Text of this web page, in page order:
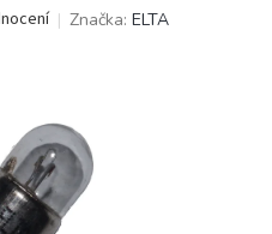
Značka: ELTA